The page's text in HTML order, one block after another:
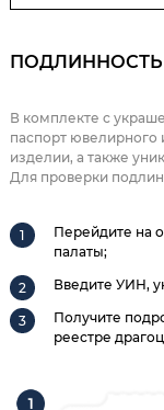
В комплекте с
паспорт
изделии, а также
Для проверки
Перейдите на
палаты;
Введите УИН,
Получите
реестре